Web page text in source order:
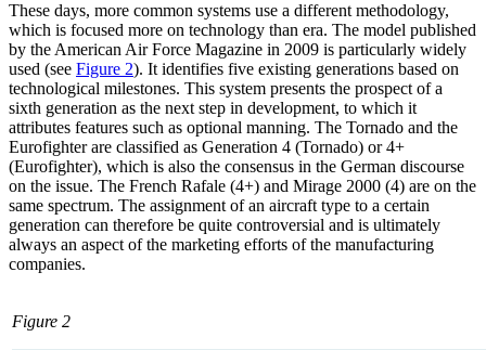
These days, more common systems use a different methodology,
which is focused more on technology than era. The model published
by the American Air Force Maga­­zine in 2009 is particularly widely
used (see Figure 2). It identifies five existing generations based on
technological milestones. This system presents the prospect of a
sixth generation as the next step in development, to which it
attributes features such as op­tion­al manning. The Tornado and the
Euro­fighter are classified as Generation 4 (Tor­nado) or 4+
(Eurofighter), which is also the consensus in the German discourse
on the issue. The French Rafale (4+) and Mirage 2000 (4) are on the
same spectrum. The assign­ment of an aircraft type to a certain
generation can therefore be quite controversial and is ultimately
always an aspect of the marketing efforts of the manufactur­ing
companies.
Figure 2